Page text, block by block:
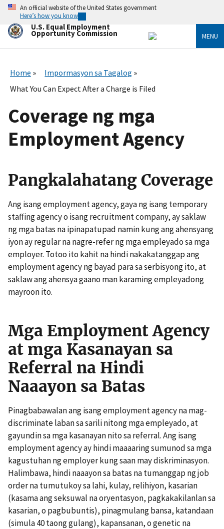
Skip
main
content
An official website of the United States government
Here’s how you know
U.S. Equal Employment
Opportunity Commission MENU
Home
Impormasyon sa Tagalog
What You Can Expect After a Charge is Filed
Coverage ng mga
Employment Agency
Pangkalahatang Coverage
Ang isang employment agency, gaya ng isang temporary
staffing agency o isang recruitment company, ay saklaw
ng mga batas na ipinapatupad namin kung ang ahensyang
iyon ay regular na nagre-refer ng mga empleyado sa mga
employer. Totoo ito kahit na hindi nakakatanggap ang
employment agency ng bayad para sa serbisyong ito, at
saklaw ang ahensya gaano man karaming empleyadong
mayroon ito.
Mga Employment Agency
at mga Kasanayan sa
Referral na Hindi
Naaayon sa Batas
Pinagbabawalan ang isang employment agency na mag-
discriminate laban sa sarili nitong mga empleyado, at
gayundin sa mga kasanayan nito sa referral. Ang isang
employment agency ay hindi maaaaring sumunod sa mga
kagustuhan ng employer kung saan may diskriminasyon.
Halimbawa, hindi naaayon sa batas na tumanggap ng job
order na tumutukoy sa lahi, kulay, relihiyon, kasarian
(kasama ang seksuwal na oryentasyon, pagkakakilanlan sa
kasarian, o pagbubuntis), pinagmulang bansa, katandaan
(simula 40 taong gulang), kapansanan, o genetic na